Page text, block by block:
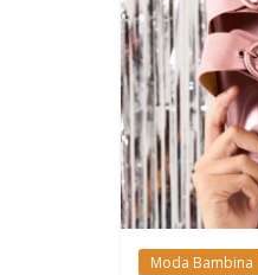
Moda Bambina